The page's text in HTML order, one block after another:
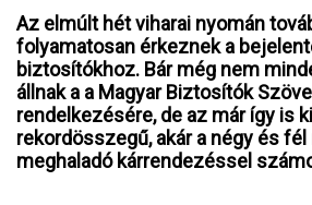
Az elmúlt hét viharai nyomán
folyamatosan érkeznek a
biztosítókhoz. Bár még nem
állnak a a Magyar Biztosítók
rendelkezésére, de az már így is
rekordösszegű, akár a négy és
meghaladó kárrendezéssel